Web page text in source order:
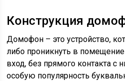
Конструкция
Домофон – это устройство,
либо проникнуть в помещение
вход, без прямого контакта с
особую популярность